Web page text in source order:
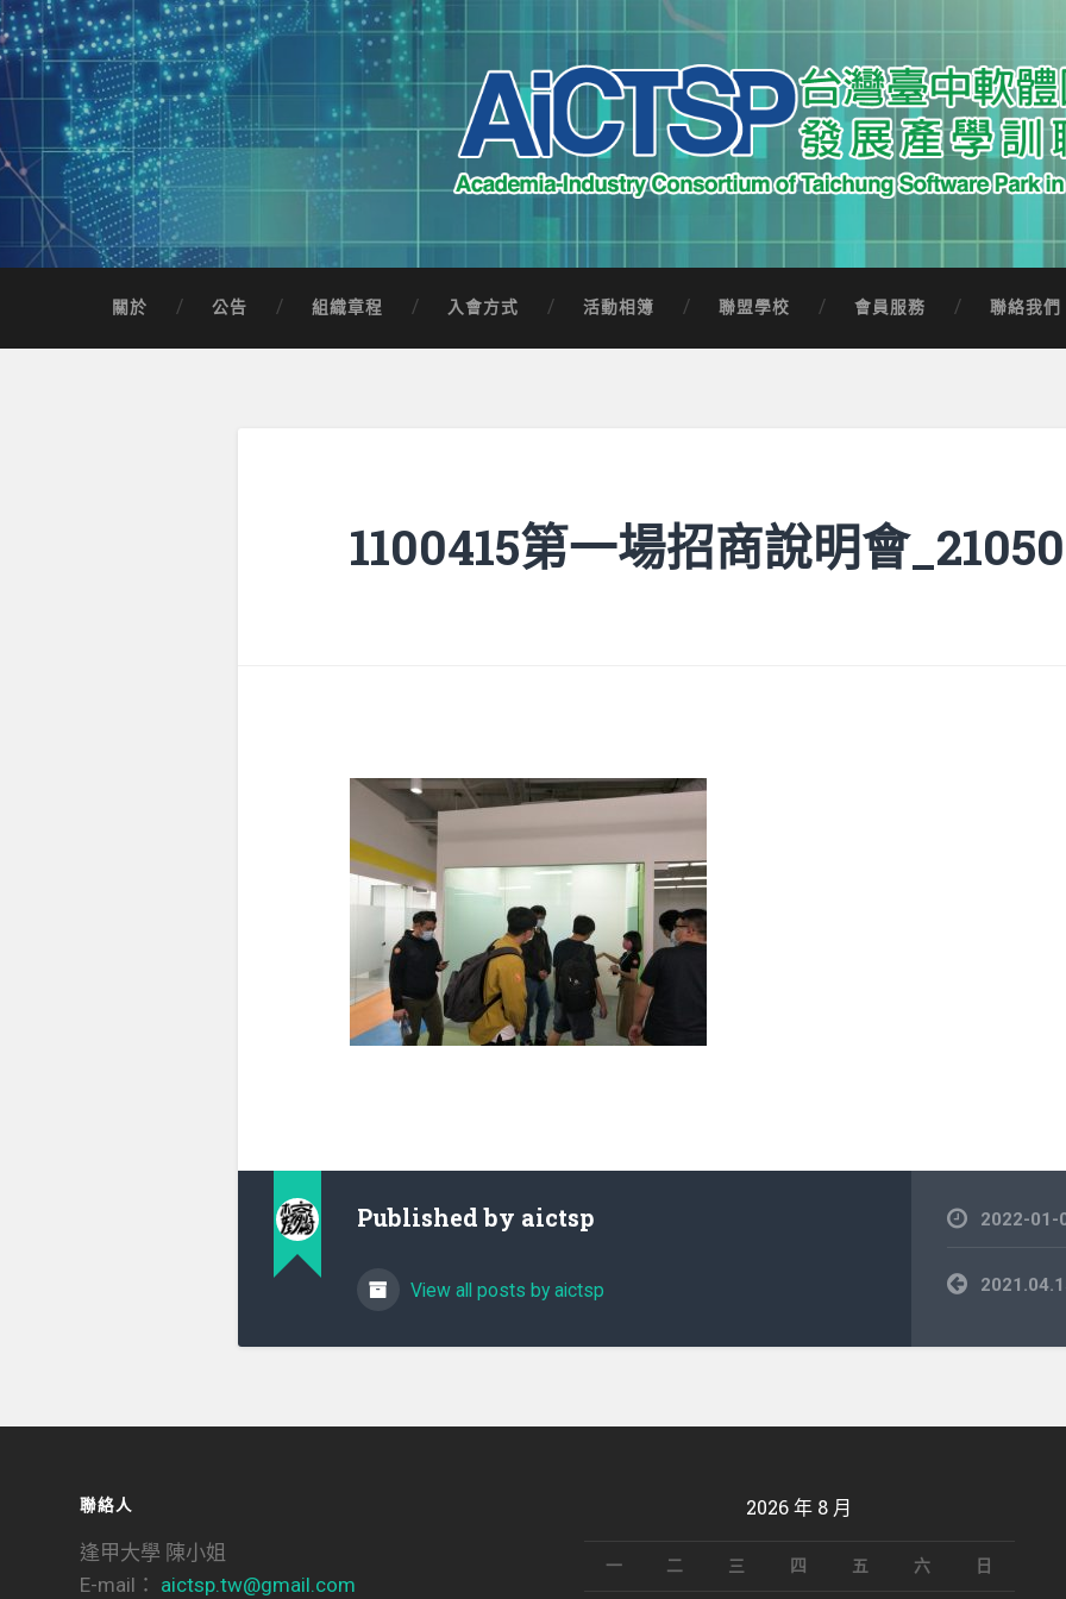
Skip
to
content
Search
AICTSP 台灣臺中軟體園區發展產學訓聯盟
Academia-Industry Consortium of Taichung Software Park in Taiwan
關於 公告 組織章程 入會方式 活動相簿 聯盟學校 會員服務 聯絡我們
1100415第一場招商說明會
Published by aictsp
View all posts by aictsp
2022-01-
文
章
覽
聯絡人
逢甲大學 陳小姐
E-mail： aictsp.tw@gmail.com
2026 年 8 月
一 二 三 四 五 六 日